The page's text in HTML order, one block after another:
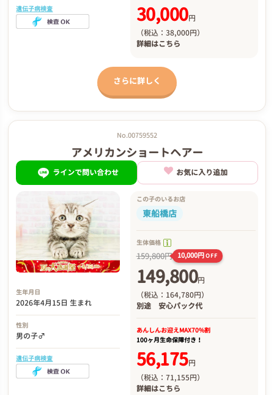
遺伝子病検査 30,000円
（税込：38,000円）
詳細はこちら
さらに詳しく
No.00759552
アメリカンショートヘアー
ラインで問い合わせ お気に入り追加
生年月日
2026年4月15日 生まれ
性別
男の子♂
遺伝子病検査
この子のいるお店
東船橋店
生体価格
159,800円 10,000円OFF
149,800円
（税込：164,780円）
別途 安心パック代
あんしんお迎えMAX70%割
100ヶ月生命保障付き！
56,175円
（税込：71,155円）
詳細はこちら